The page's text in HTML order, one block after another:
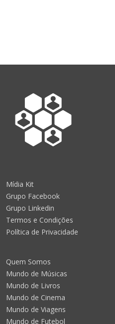
Mídia Kit
Grupo Facebook
Grupo Linkedin
Termos e Condições
Política de Privacidade
Quem Somos
Mundo de Músicas
Mundo de Livros
Mundo de Cinema
Mundo de Viagens
Mundo de Futebol